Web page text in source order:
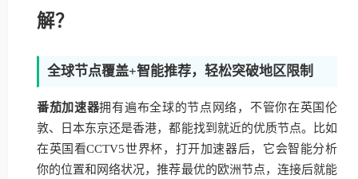
解？
全球节点覆盖+智能推荐，轻松突破地区限制
番茄加速器拥有遍布全球的节点网络，不管你在英国伦
敦、日本东京还是香港，都能找到就近的优质节点。比如
在英国看CCTV5世界杯，打开加速器后，它会智能分析
你的位置和网络状况，推荐最优的欧洲节点，连接后就能